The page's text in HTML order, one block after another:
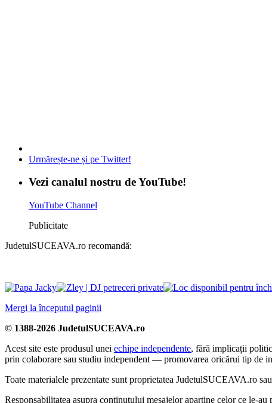
Urmărește-ne și pe Twitter!
Vezi canalul nostru de YouTube!
YouTube Channel
Publicitate
JudetulSUCEAVA.ro recomandă:
Mergi la începutul paginii
© 1388-2026 JudetulSUCEAVA.ro
Acest site este produsul unei echipe independente, fără implicații
prin colaborare sau studiu independent — promovarea oricărui tip de
Toate materialele prezentate sunt proprietatea JudetulSUCEAVA.ro
Responsabilitatea asupra conținutului mesajelor aparține celor ce le-